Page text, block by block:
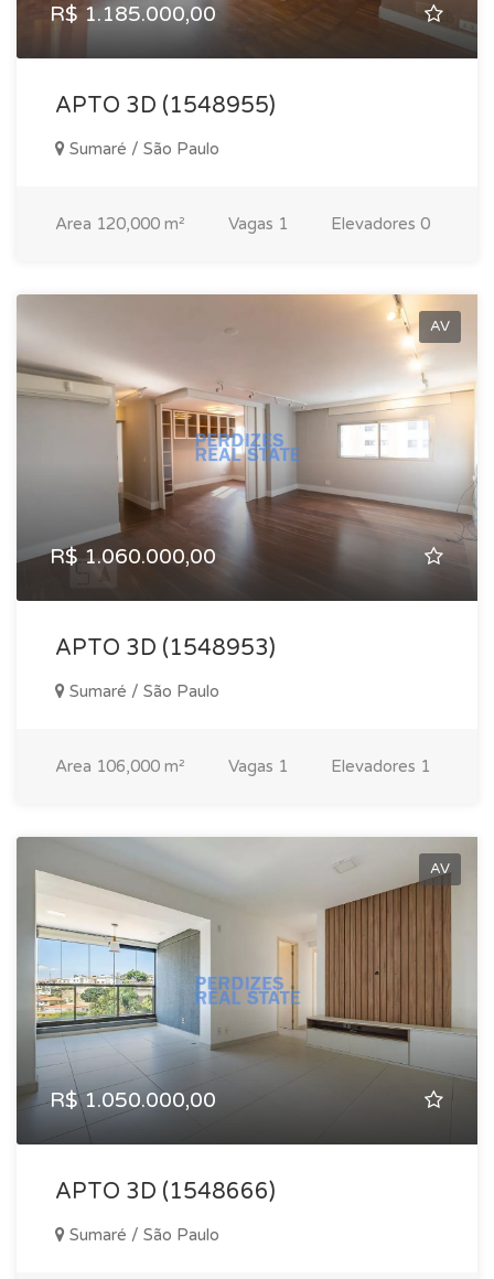
R$ 1.185.000,00
APTO 3D (1548955)
Sumaré / São Paulo
Area 120,000 m² Vagas 1 Elevadores 0
AV
R$ 1.060.000,00
APTO 3D (1548953)
Sumaré / São Paulo
Area 106,000 m² Vagas 1 Elevadores 1
AV
R$ 1.050.000,00
APTO 3D (1548666)
Sumaré / São Paulo